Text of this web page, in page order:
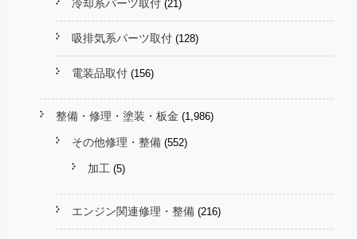
冷却系パーツ取付 (21)
吸排気系パーツ取付 (128)
電装品取付 (156)
整備・修理・塗装・板金 (1,986)
その他修理・整備 (552)
加工 (5)
エンジン関連修理・整備 (216)